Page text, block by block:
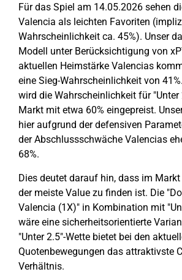
Für das Spiel am 14.05.2026 sehen
Valencia als leichten Favoriten
Wahrscheinlichkeit ca. 45%). Unser
Modell unter Berücksichtigung von
aktuellen Heimstärke Valencias
eine Sieg-Wahrscheinlichkeit von
wird die Wahrscheinlichkeit für "Unter
Markt mit etwa 60% eingepreist.
hier aufgrund der defensiven
der Abschlussschwäche Valencias
68%.
Dies deutet darauf hin, dass im
der meiste Value zu finden ist. Die
Valencia (1X)" in Kombination mit
wäre eine sicherheitsorientierte
"Unter 2.5"-Wette bietet bei den
Quotenbewegungen das attraktivste
Verhältnis.